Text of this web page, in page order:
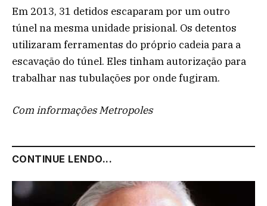
Em 2013, 31 detidos escaparam por um outro
túnel na mesma unidade prisional. Os detentos
utilizaram ferramentas do próprio cadeia para a
escavação do túnel. Eles tinham autorização para
trabalhar nas tubulações por onde fugiram.
Com informações Metropoles
CONTINUE LENDO...